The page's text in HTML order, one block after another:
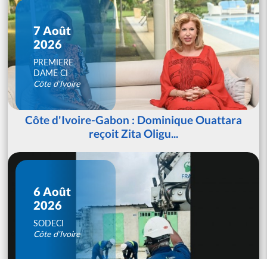
7 Août
2026
PREMIERE
DAME CI
Côte d'Ivoire
Côte d'Ivoire-Gabon : Dominique Ouattara
reçoit Zita Oligu...
6 Août
2026
SODECI
Côte d'Ivoire